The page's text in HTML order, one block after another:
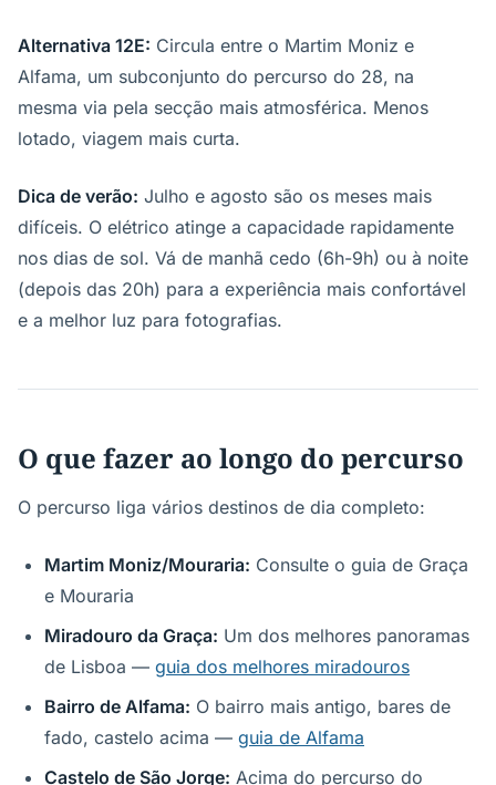
Alternativa 12E: Circula entre o Martim Moniz e
Alfama, um subconjunto do percurso do 28, na
mesma via pela secção mais atmosférica. Menos
lotado, viagem mais curta.
Dica de verão: Julho e agosto são os meses mais
difíceis. O elétrico atinge a capacidade rapidamente
nos dias de sol. Vá de manhã cedo (6h-9h) ou à noite
(depois das 20h) para a experiência mais confortável
e a melhor luz para fotografias.
O que fazer ao longo do percurso
O percurso liga vários destinos de dia completo:
Martim Moniz/Mouraria: Consulte o guia de Graça
e Mouraria
Miradouro da Graça: Um dos melhores panoramas
de Lisboa — guia dos melhores miradouros
Bairro de Alfama: O bairro mais antigo, bares de
fado, castelo acima — guia de Alfama
Castelo de São Jorge: Acima do percurso do